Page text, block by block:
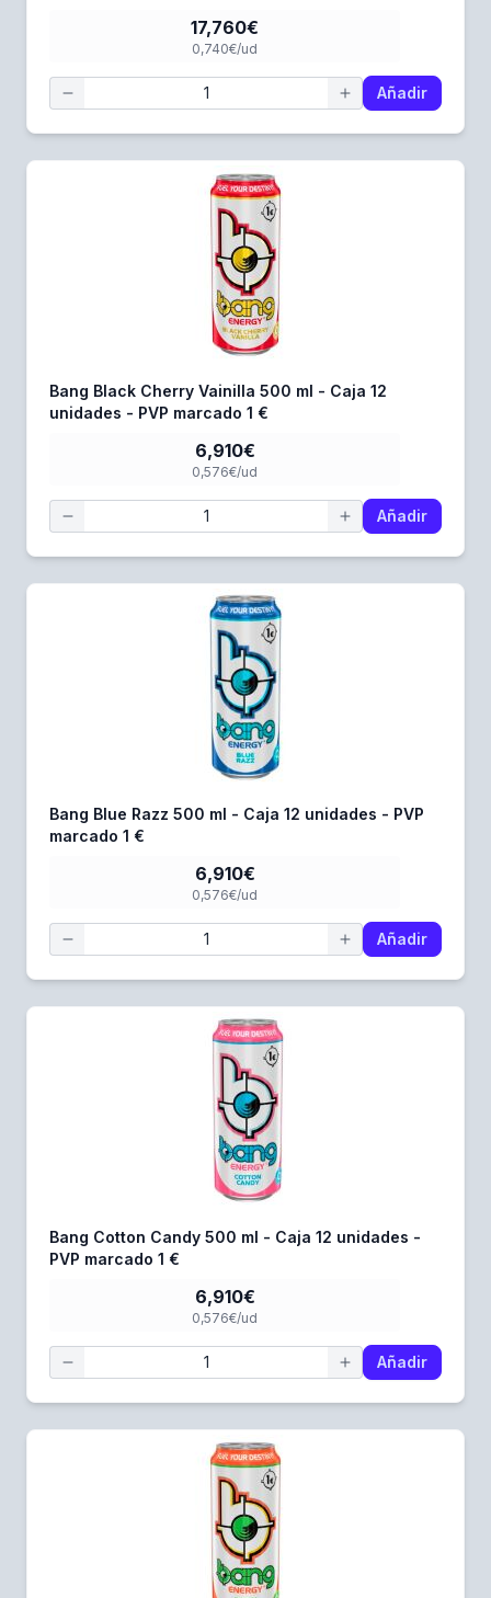
17,760€
0,740€/ud
Añadir
Bang Black Cherry Vainilla 500 ml - Caja 12
unidades - PVP marcado 1 €
6,910€
0,576€/ud
Añadir
Bang Blue Razz 500 ml - Caja 12 unidades - PVP
marcado 1 €
6,910€
0,576€/ud
Añadir
Bang Cotton Candy 500 ml - Caja 12 unidades -
PVP marcado 1 €
6,910€
0,576€/ud
Añadir